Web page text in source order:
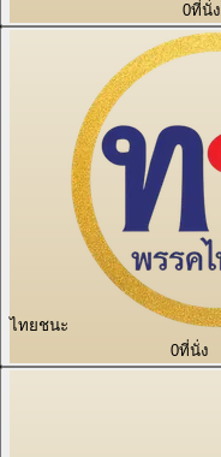
0ที่นั่ง
ไทยชนะ
0ที่นั่ง